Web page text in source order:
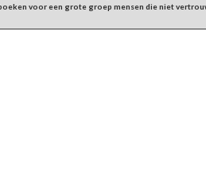
voor een grote groep mensen die niet